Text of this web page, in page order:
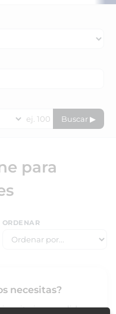
Buscar ▶
para
ORDENAR
necesitas?
con validez